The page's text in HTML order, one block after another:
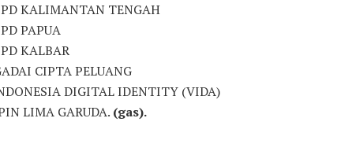
KALIMANTAN TENGAH
PAPUA
KALBAR
CIPTA PELUANG
DIGITAL IDENTITY (VIDA)
LIMA GARUDA. (gas).